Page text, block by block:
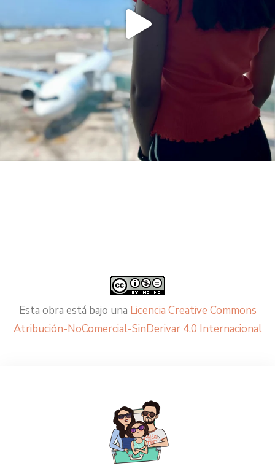
Esta obra está bajo una Licencia Creative Commons
Atribución-NoComercial-SinDerivar 4.0 Internacional